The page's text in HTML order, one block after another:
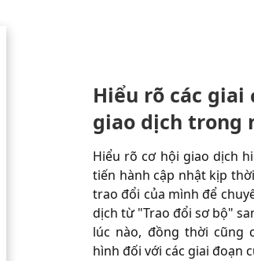
Hiểu rõ các giai
giao dịch trong
Hiểu rõ cơ hội giao dịch
tiến hành cập nhật kịp
trao đổi của mình để
dịch từ "Trao đổi sơ bộ"
lúc nào, đồng thời cũng
hình đối với các giai đoạn